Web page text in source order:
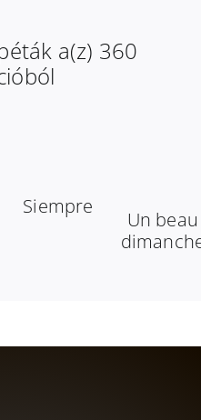
a(z) 360
Siempre
Un beau